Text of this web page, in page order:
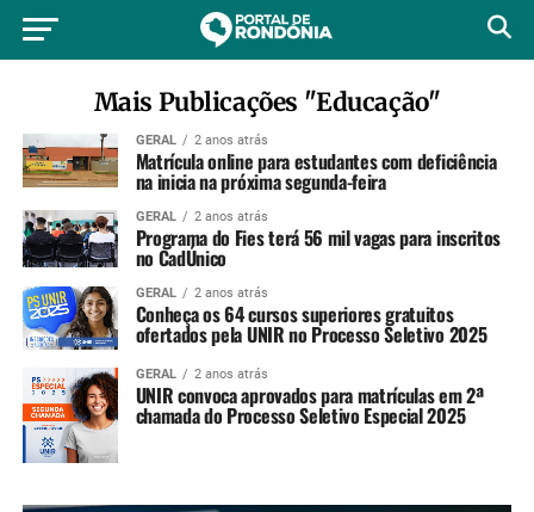
Mais Publicações "Educação"
GERAL 2 anos atrás
Matrícula online para estudantes com deficiência
na inicia na próxima segunda-feira
GERAL 2 anos atrás
Programa do Fies terá 56 mil vagas para inscritos
no CadÚnico
GERAL 2 anos atrás
Conheça os 64 cursos superiores gratuitos
ofertados pela UNIR no Processo Seletivo 2025
GERAL 2 anos atrás
UNIR convoca aprovados para matrículas em 2ª
chamada do Processo Seletivo Especial 2025